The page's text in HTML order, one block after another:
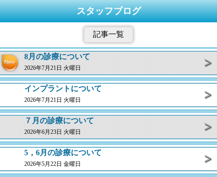
スタッフブログ
記事一覧
8月の診療について
2026年7月21日 火曜日
インプラントについて
2026年7月21日 火曜日
７月の診療について
2026年6月23日 火曜日
5，6月の診療について
2026年5月22日 金曜日